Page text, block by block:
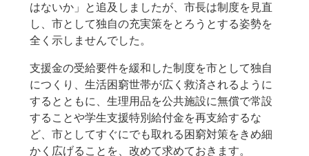
はないか」と追及しましたが、市長は制度を見直
し、市として独自の充実策をとろうとする姿勢を
全く示しませんでした。
支援金の受給要件を緩和した制度を市として独自
につくり、生活困窮世帯が広く救済されるように
するとともに、生理用品を公共施設に無償で常設
することや学生支援特別給付金を再支給するな
ど、市としてすぐにでも取れる困窮対策をきめ細
かく広げることを、改めて求めておきます。